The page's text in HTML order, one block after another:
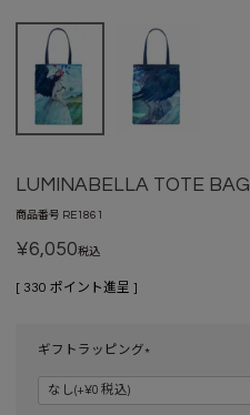
LUMINABELLA TOTE BAG
商品番号 RE1861
¥6,050税込
[ 330 ポイント進呈 ]
ギフトラッピング
(